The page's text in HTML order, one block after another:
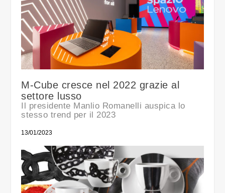
M-Cube cresce nel 2022 grazie al
settore lusso
Il presidente Manlio Romanelli auspica lo
stesso trend per il 2023
13/01/2023